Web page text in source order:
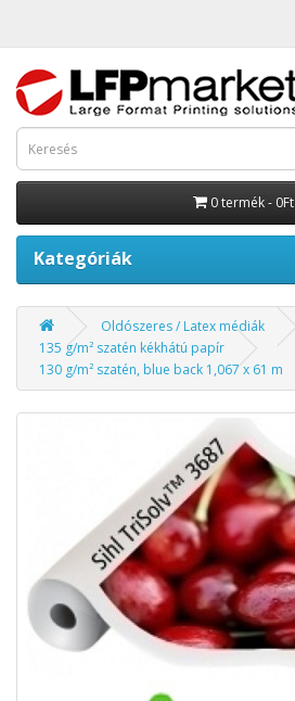
0 termék - 0Ft
Kategóriák
Oldószeres / Latex médiák
135 g/m² szatén kékhátú papír
130 g/m² szatén, blue back 1,067 x 61 m